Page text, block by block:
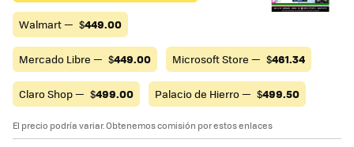
Walmart — $449.00
Mercado Libre — $449.00 Microsoft Store — $461.34
Claro Shop — $499.00 Palacio de Hierro — $499.50
El precio podría variar. Obtenemos comisión por estos enlaces